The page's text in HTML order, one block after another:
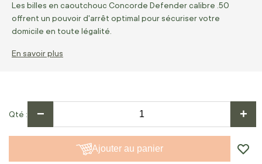
Les billes en caoutchouc Concorde Defender calibre .50
offrent un pouvoir d'arrêt optimal pour sécuriser votre
domicile en toute légalité.
En savoir plus
Qté − +
Ajouter au panier